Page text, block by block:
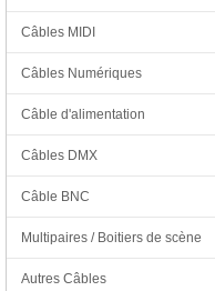
Câbles MIDI
Câbles Numériques
Câble d'alimentation
Câbles DMX
Câble BNC
Multipaires / Boitiers de scène
Autres Câbles